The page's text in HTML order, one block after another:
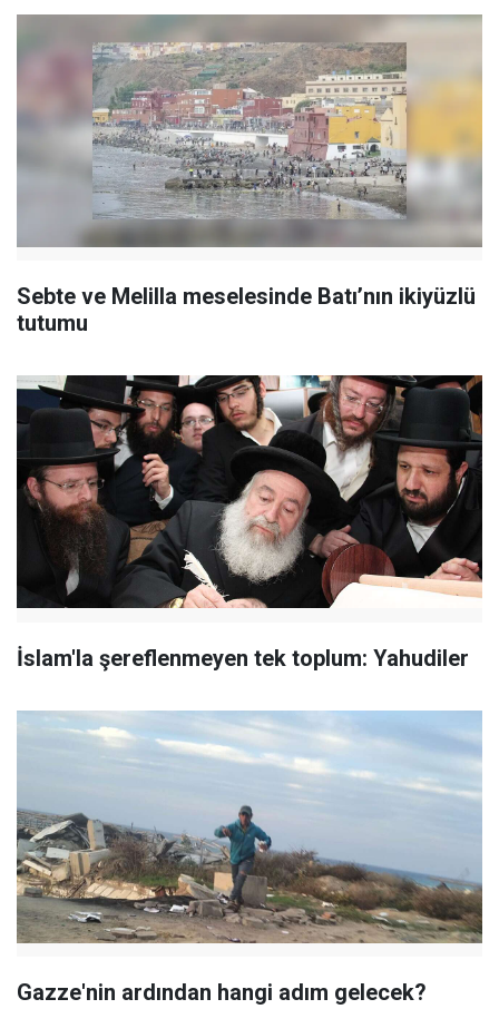
Sebte ve Melilla meselesinde Batı’nın ikiyüzlü
tutumu
İslam'la şereflenmeyen tek toplum: Yahudiler
Gazze'nin ardından hangi adım gelecek?